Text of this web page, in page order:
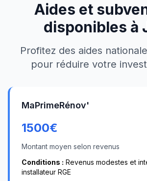
Aides et
disponibles à
Profitez des aides
pour réduire votre
MaPrimeRénov'
1500€
Montant moyen selon revenus
Conditions : Revenus modestes et
installateur RGE